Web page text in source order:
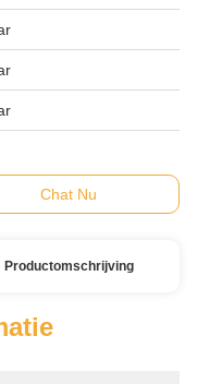
Chat Nu
Productomschrijving